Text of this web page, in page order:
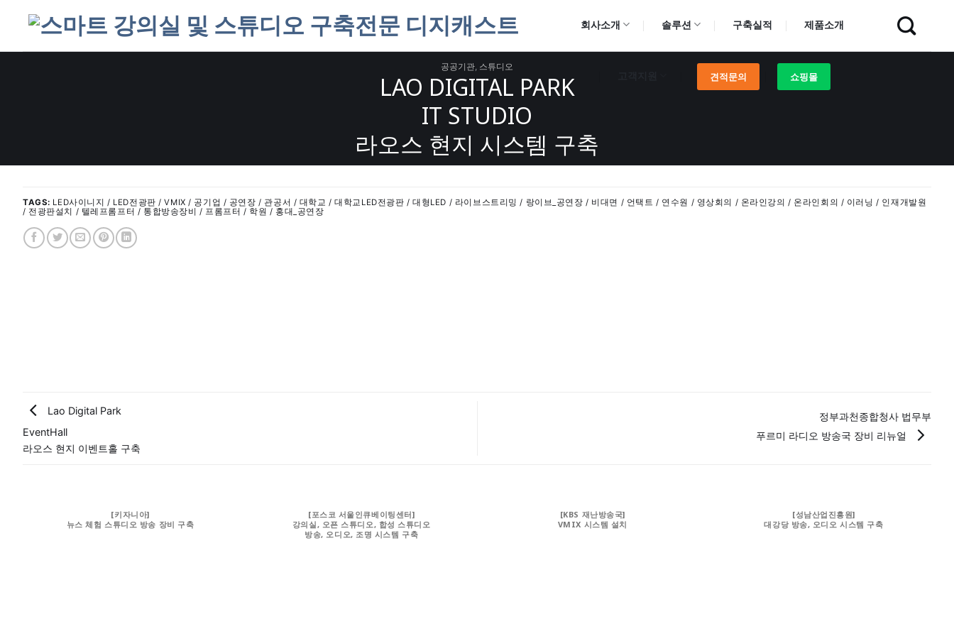
회사소개 솔루션 구축실적 제품소개
견적문의 쇼핑몰
공공기관 스튜디오
LAO DIGITAL PARK
IT STUDIO
라오스 현지 시스템 구축
TAGS: LED사이니지 / LED전광판 / VMIX / 공기업 / 공연장 / 관공서 / 대학교 / 대학교LED전광판 / 대형LED / 라이브스트리밍 / 랑이브_공연장 / 비대면 / 언택트 / 연수원 / 영상회의 / 온라인강의 / 온라인회의 / 이러닝 / 인재개발원
/ 전광판설치 / 텔레프롬프터 / 통합방송장비 / 프롬프터 / 학원 / 홍대_공연장
Lao Digital Park
EventHall
라오스 현지 이벤트홀 구축
정부과천종합청사 법무부
푸르미 라디오 방송국 장비 리뉴얼
[키자니아]
뉴스 체험 스튜디오 방송 장비 구축
[포스코 서울인큐베이팅센터]
강의실, 오픈 스튜디오, 합성 스튜디오
방송, 오디오, 조명 시스템 구축
[KBS 재난방송국]
VMIX 시스템 설치
[성남산업진흥원]
대강당 방송, 오디오 시스템 구축